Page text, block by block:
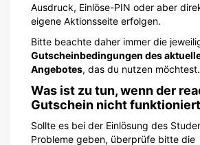
Ausdruck, Einlöse-PIN oder aber
eigene Aktionsseite erfolgen.
Bitte beachte daher immer die
Gutscheinbedingungen des
Angebotes, das du nutzen möchtest.
Was ist zu tun, wenn der
Gutschein nicht
Sollte es bei der Einlösung des
Probleme geben, überprüfe bitte die